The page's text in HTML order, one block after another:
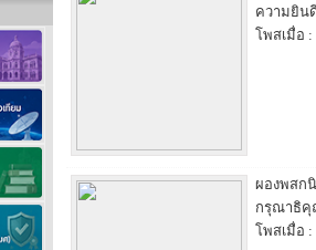
ความยิน
โพสเมื่อ :
ผองพสก
กรุณาธิคุ
โพสเมื่อ :